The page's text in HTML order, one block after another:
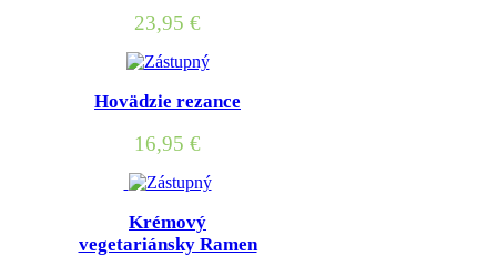
23,95 €
Hovädzie rezance
16,95 €
Krémový
vegetariánsky Ramen